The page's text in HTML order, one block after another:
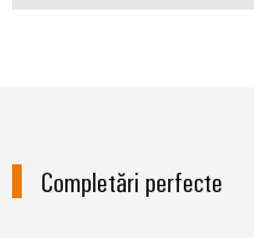
Completări perfecte